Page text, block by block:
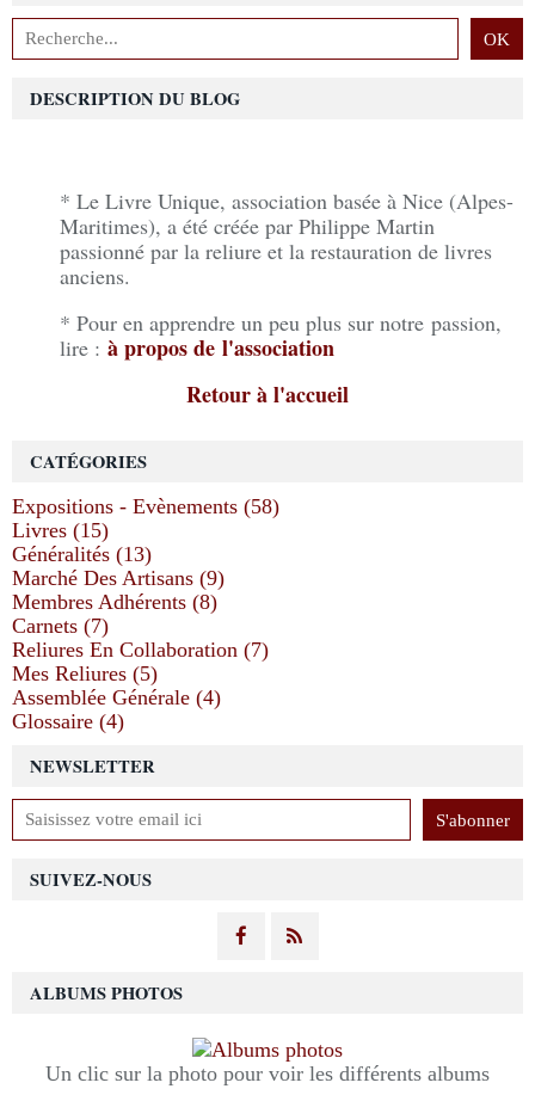
NEWSLETTER
SUIVEZ-NOUS
CATÉGORIES
Expositions - Evènements (58)
Livres (15)
Généralités (13)
Marché Des Artisans (9)
Membres Adhérents (8)
Carnets (7)
Reliures En Collaboration (7)
Mes Reliures (5)
Assemblée Générale (4)
Glossaire (4)
DESCRIPTION DU BLOG
* Le Livre Unique, association basée à Nice (Alpes-
Maritimes), a été créée par Philippe Martin
passionné par la reliure et la restauration de livres
anciens.
* Pour en apprendre un peu plus sur notre passion,
lire : à propos de l'association
Retour à l'accueil
ALBUMS PHOTOS
Un clic sur la photo pour voir les différents albums